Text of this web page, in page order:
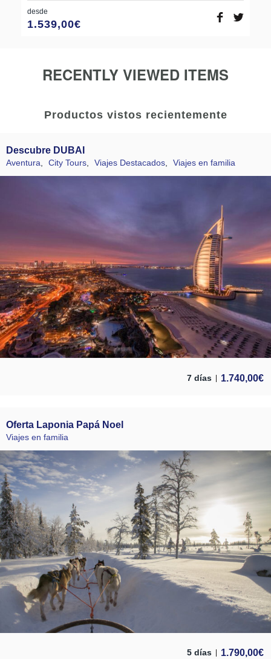
desde
1.539,00€
RECENTLY VIEWED ITEMS
Productos vistos recientemente
Descubre DUBAI
Aventura City Tours Viajes Destacados Viajes en familia
7 días 1.740,00€
Oferta Laponia Papá Noel
Viajes en familia
5 días 1.790,00€